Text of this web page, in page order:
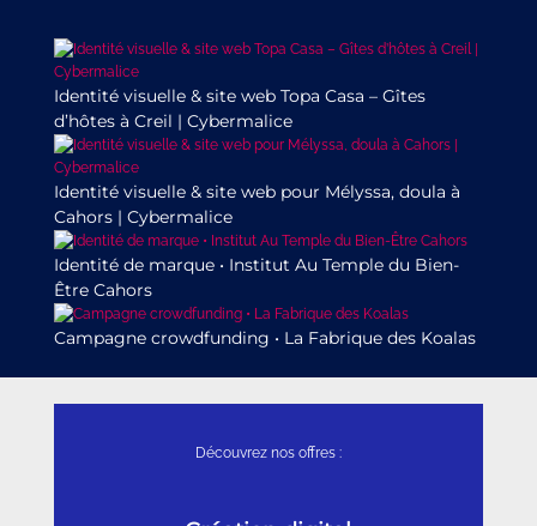
Identité visuelle & site web Topa Casa – Gîtes
d’hôtes à Creil | Cybermalice
Identité visuelle & site web pour Mélyssa, doula à
Cahors | Cybermalice
Identité de marque • Institut Au Temple du Bien-
Être Cahors
Campagne crowdfunding • La Fabrique des Koalas
Découvrez nos offres :